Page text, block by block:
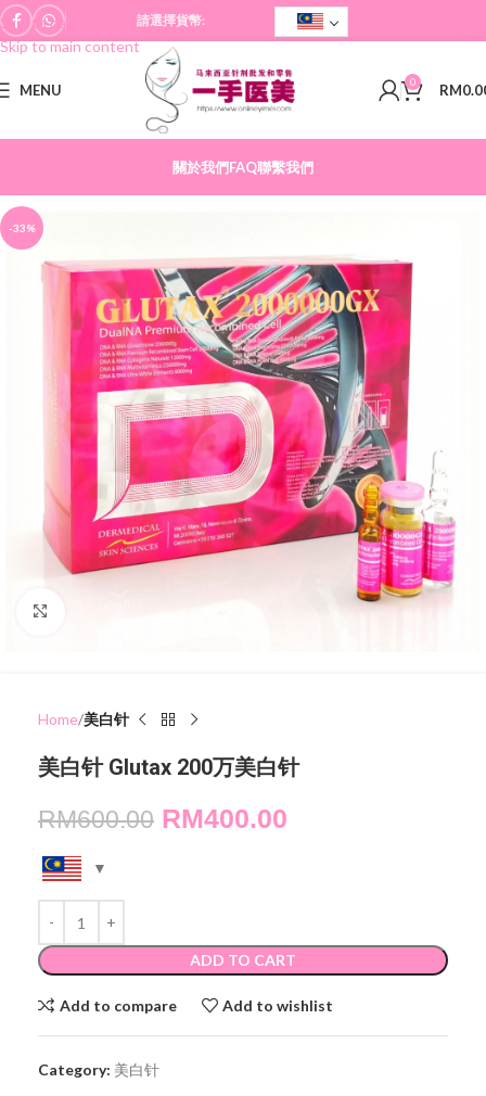
Skip to navigation
Skip to main content
請選擇貨幣:
MENU 0 RM
關於我們FAQ聯繫我們
-33%
Home 美白针
美白针 Glutax 200万美白针
RM600.00 RM400.00
ADD TO CART
Add to compare Add to wishlist
Category: 美白针